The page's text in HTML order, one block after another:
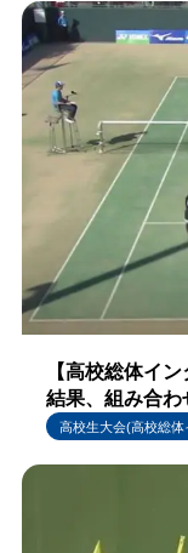
【高校総体イ
結果、組み合
高校生大会(高校総